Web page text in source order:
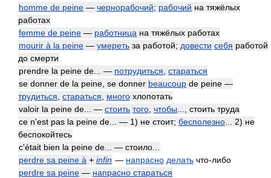
homme de peine — чернорабочий; рабочий на тяжёлых
работах
femme de peine — работница на тяжёлых работах
mourir à la peine — умереть за работой; довести себя работой
до смерти
prendre la peine de... — потрудиться стараться
se donner de la peine, se donner beaucoup de peine —
трудиться стараться много хлопотать
valoir la peine de... — стоить того чтобы ..., стоить труда
ce n'est pas la peine de... — 1) не стоит; бесполезно ... 2) не
беспокойтесь
c'était bien la peine de... — стоило...
perdre sa peine à + infin — напрасно делать что-либо
perdre sa peine — напрасно стараться